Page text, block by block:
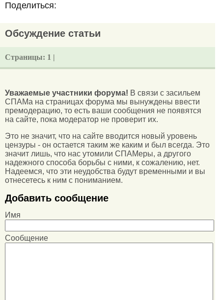
Поделиться:
Обсуждение статьи
Страницы: 1 |
Уважаемые участники форума! В связи с засильем
СПАМа на страницах форума мы вынуждены ввести
премодерацию, то есть ваши сообщения не появятся
на сайте, пока модератор не проверит их.
Это не значит, что на сайте вводится новый уровень
цензуры - он остается таким же каким и был всегда. Это
значит лишь, что нас утомили СПАМеры, а другого
надежного способа борьбы с ними, к сожалению, нет.
Надеемся, что эти неудобства будут временными и вы
отнесетесь к ним с пониманием.
Добавить сообщение
Имя
Сообщение